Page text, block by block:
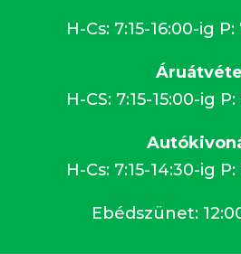
H-Cs: 7:15-16:00-ig P:
H-CS: 7:15-15:00-ig
H-Cs: 7:15-14:30-ig P:
Ebédszünet: